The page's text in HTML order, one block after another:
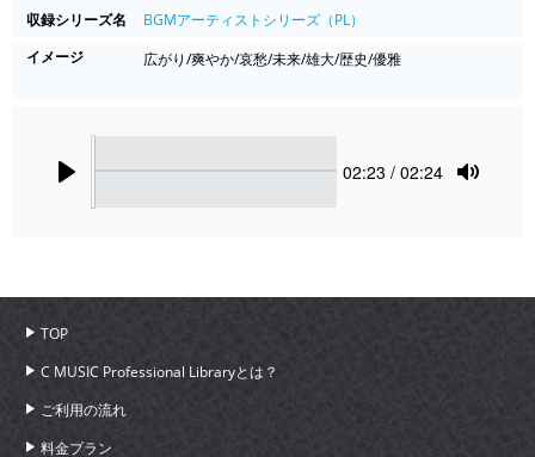
収録シリーズ名
BGMアーティストシリーズ（PL）
イメージ
広がり/爽やか/哀愁/未来/雄大/歴史/優雅
Current
02:23 / 02:24
TOP
C MUSIC Professional Libraryとは？
ご利用の流れ
料金プラン